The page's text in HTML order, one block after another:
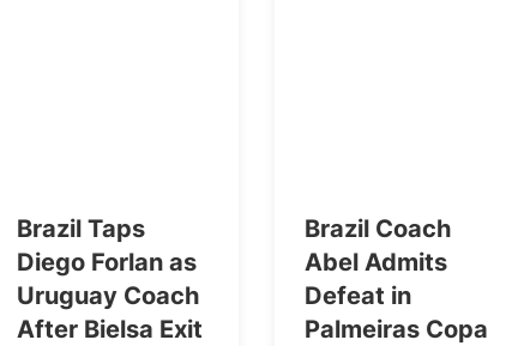
Brazil Taps
Diego Forlan as
Uruguay Coach
After Bielsa Exit
Brazil Coach
Abel Admits
Defeat in
Palmeiras Copa